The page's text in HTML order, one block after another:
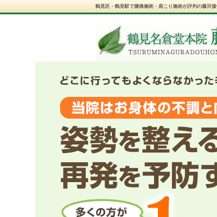
鶴見区・鶴見駅で腰痛施術・肩こり施術が評判の藤沢